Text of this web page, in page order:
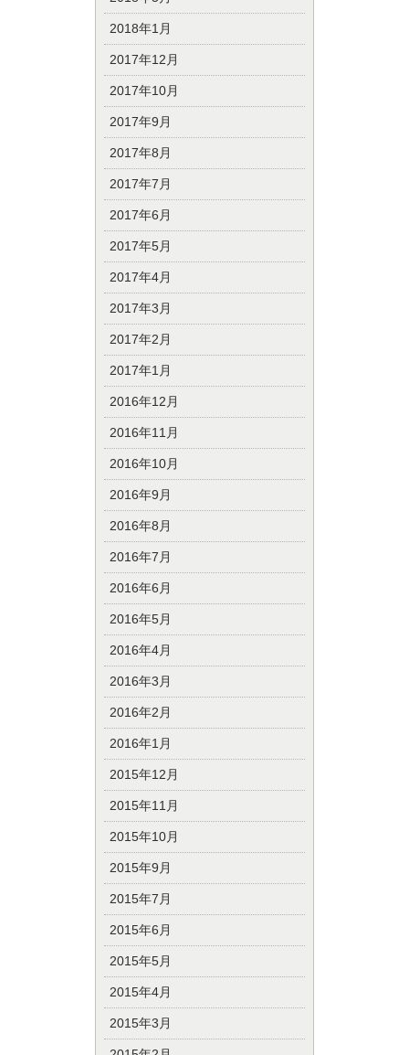
2018年1月
2017年12月
2017年10月
2017年9月
2017年8月
2017年7月
2017年6月
2017年5月
2017年4月
2017年3月
2017年2月
2017年1月
2016年12月
2016年11月
2016年10月
2016年9月
2016年8月
2016年7月
2016年6月
2016年5月
2016年4月
2016年3月
2016年2月
2016年1月
2015年12月
2015年11月
2015年10月
2015年9月
2015年7月
2015年6月
2015年5月
2015年4月
2015年3月